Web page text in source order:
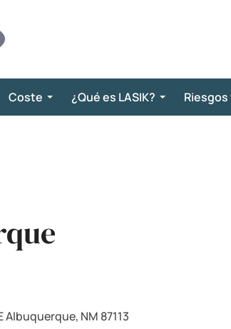
Coste ¿Qué es LASIK?
Albuquerque, NM 87113